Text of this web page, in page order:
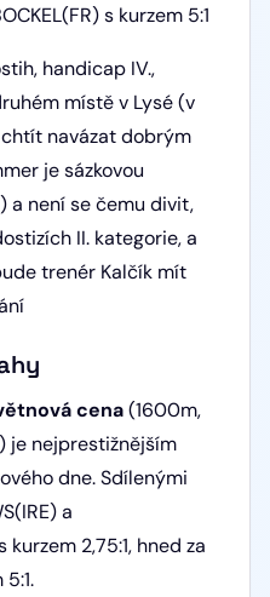
s kurzem 5:1
handicap IV.,
místě v Lysé (v
navázat dobrým
je sázkovou
a není se čemu divit,
II. kategorie, a
trenér Kalčík mít
cena(1600m,
je nejprestižnějším
dne. Sdílenými
a
kurzem 2,75:1, hned za